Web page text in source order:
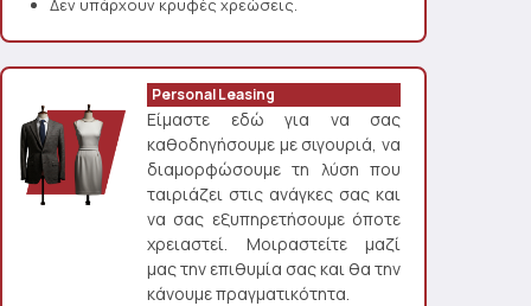
Δεν υπάρχουν κρυφές χρεώσεις.
Personal Leasing
Είμαστε εδώ για να σας
καθοδηγήσουμε με σιγουριά, να
διαμορφώσουμε τη λύση που
ταιριάζει στις ανάγκες σας και
να σας εξυπηρετήσουμε όποτε
χρειαστεί. Μοιραστείτε μαζί
μας την επιθυμία σας και θα την
κάνουμε πραγματικότητα.